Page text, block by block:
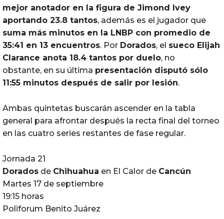
mejor anotador en la figura de Jimond Ivey
aportando 23.8 tantos, además es el jugador que
suma más minutos en la LNBP con promedio de
35:41 en 13 encuentros. Por Dorados, el sueco Elijah
Clarance anota 18.4 tantos por duelo, no
obstante, en su última presentación disputó sólo
11:55 minutos después de salir por lesión.
Ambas quintetas buscarán ascender en la tabla
general para afrontar después la recta final del torneo
en las cuatro series restantes de fase regular.
Jornada 21
Dorados de Chihuahua en El Calor de Cancún
Martes 17 de septiembre
19:15 horas
Poliforum Benito Juárez